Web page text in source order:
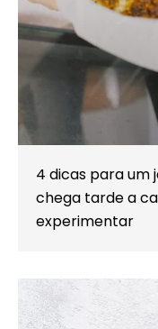
4 dicas para um
chega tarde a
experimentar